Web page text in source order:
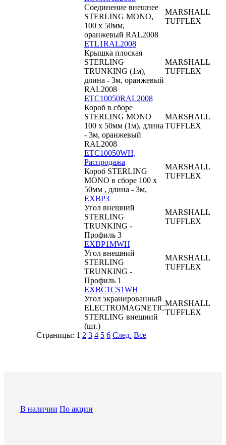
Соединение внешнее
STERLING MONO,
100 x 50мм,
оранжевый RAL2008
MARSHALL
TUFFLEX
ETL1RAL2008
Крышка плоская
STERLING
TRUNKING (1м),
длина - 3м, оранжевый
RAL2008
MARSHALL
TUFFLEX
ETC10050RAL2008
Короб в сборе
STERLING MONO
100 x 50мм (1м), длина
- 3м, оранжевый
RAL2008
MARSHALL
TUFFLEX
ETC10050WH,
Распродажа
Короб STERLING
MONO в сборе 100 x
50мм , длина - 3м,
MARSHALL
TUFFLEX
EXBP3
Угол внешний
STERLING
TRUNKING -
Профиль 3
MARSHALL
TUFFLEX
EXBP1MWH
Угол внешний
STERLING
TRUNKING -
Профиль 1
MARSHALL
TUFFLEX
EXBC1CS1WH
Угол экранированный
ELECTROMAGNETIC
STERLING внешний
(шт.)
MARSHALL
TUFFLEX
Страницы: 1 2 3 4 5 6 След. Все
В наличии По акции